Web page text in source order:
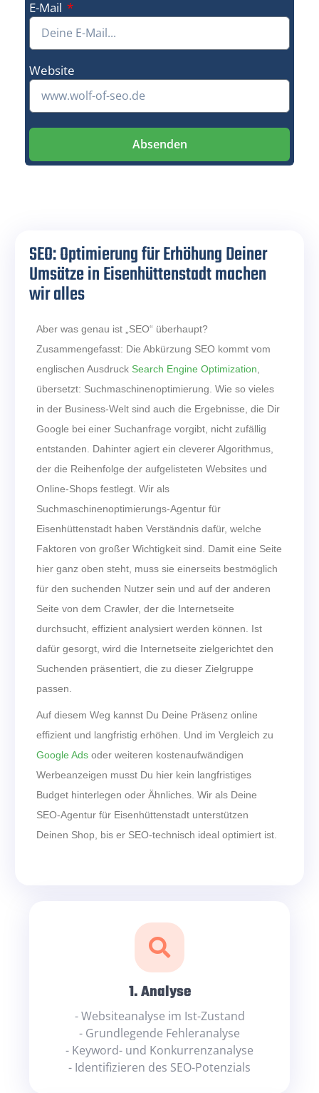
E-Mail
Website
Absenden
SEO: Optimierung für Erhöhung Deiner
Umsätze in Eisenhüttenstadt machen
wir alles
Aber was genau ist „SEO“ überhaupt?
Zusammengefasst: Die Abkürzung SEO kommt vom
englischen Ausdruck Search Engine Optimization
übersetzt: Suchmaschinenoptimierung. Wie so vieles
in der Business-Welt sind auch die Ergebnisse, die Dir
Google bei einer Suchanfrage vorgibt, nicht zufällig
entstanden. Dahinter agiert ein cleverer Algorithmus,
der die Reihenfolge der aufgelisteten Websites und
Online-Shops festlegt. Wir als
Suchmaschinenoptimierungs-Agentur für
Eisenhüttenstadt haben Verständnis dafür, welche
Faktoren von großer Wichtigkeit sind. Damit eine Seite
hier ganz oben steht, muss sie einerseits bestmöglich
für den suchenden Nutzer sein und auf der anderen
Seite von dem Crawler, der die Internetseite
durchsucht, effizient analysiert werden können. Ist
dafür gesorgt, wird die Internetseite zielgerichtet den
Suchenden präsentiert, die zu dieser Zielgruppe
passen.
Auf diesem Weg kannst Du Deine Präsenz online
effizient und langfristig erhöhen. Und im Vergleich zu
Google Ads oder weiteren kostenaufwändigen
Werbeanzeigen musst Du hier kein langfristiges
Budget hinterlegen oder Ähnliches. Wir als Deine
SEO-Agentur für Eisenhüttenstadt unterstützen
Deinen Shop, bis er SEO-technisch ideal optimiert ist.
1. Analyse
- Websiteanalyse im Ist-Zustand
- Grundlegende Fehleranalyse
- Keyword- und Konkurrenzanalyse
- Identifizieren des SEO-Potenzials